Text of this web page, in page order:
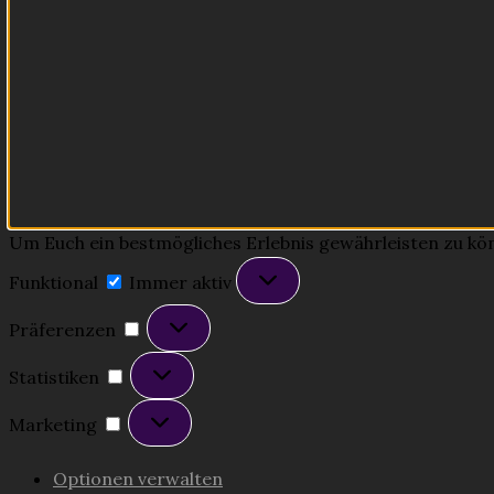
Um Euch ein bestmögliches Erlebnis gewährleisten zu
Funktional
Immer aktiv
Präferenzen
Präferenzen
Statistiken
Statistiken
Marketing
Marketing
Optionen verwalten